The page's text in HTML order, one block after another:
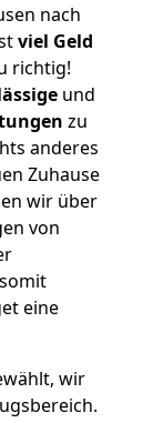
nach
viel Geld
richtig!
und
zu
anderes
Zuhause
wir über
von
eine
wir